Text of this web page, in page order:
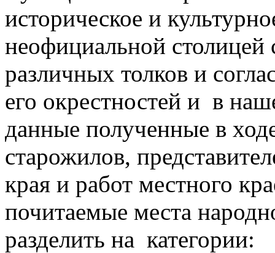
историческое и
неофициальной столицей
различных толков и
его окрестностей и в
данные полученные в
старожилов,
края и работ местного
почитаемые места
разделить на категории: